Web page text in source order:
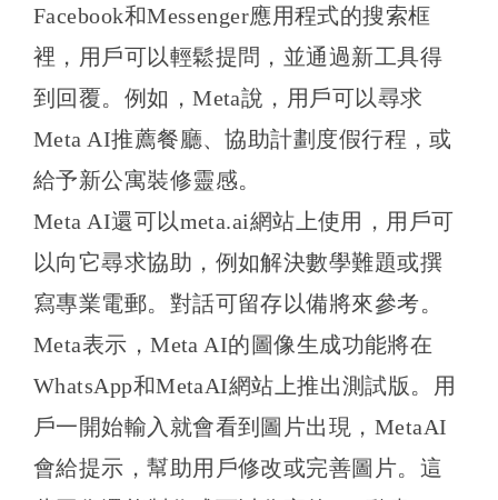
Facebook和Messenger應用程式的搜索框
裡，用戶可以輕鬆提問，並通過新工具得
到回覆。例如，Meta說，用戶可以尋求
Meta AI推薦餐廳、協助計劃度假行程，或
給予新公寓裝修靈感。
Meta AI還可以meta.ai網站上使用，用戶可
以向它尋求協助，例如解決數學難題或撰
寫專業電郵。對話可留存以備將來參考。
Meta表示，Meta AI的圖像生成功能將在
WhatsApp和MetaAI網站上推出測試版。用
戶一開始輸入就會看到圖片出現，MetaAI
會給提示，幫助用戶修改或完善圖片。這